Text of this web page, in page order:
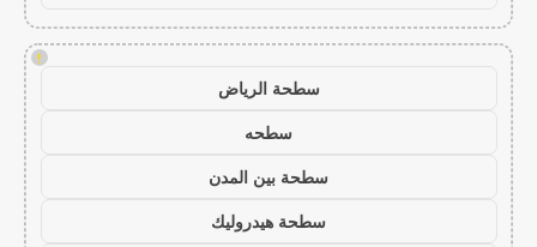
!
سطحة الرياض
سطحه
سطحة بين المدن
سطحة هيدروليك